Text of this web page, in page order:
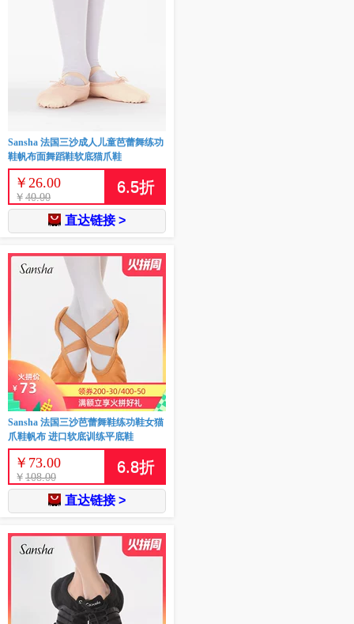
Sansha 法国三沙成人儿童芭蕾舞练功
鞋帆布面舞蹈鞋软底猫爪鞋
￥ 26.00
￥ 40.00
6.5折
直达链接 >
Sansha 法国三沙芭蕾舞鞋练功鞋女猫
爪鞋帆布 进口软底训练平底鞋
￥ 73.00
￥ 108.00
6.8折
直达链接 >